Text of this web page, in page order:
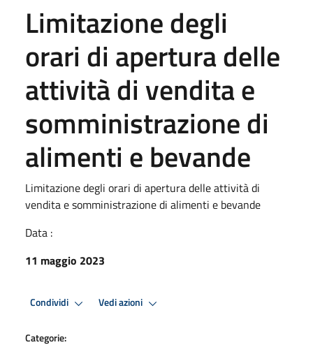
Limitazione degli
orari di apertura delle
attività di vendita e
somministrazione di
alimenti e bevande
Limitazione degli orari di apertura delle attività di
vendita e somministrazione di alimenti e bevande
Data :
11 maggio 2023
Condividi Vedi azioni
Categorie: